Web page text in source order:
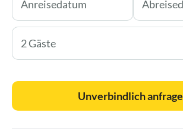
2 Gäste
Unverbindlich